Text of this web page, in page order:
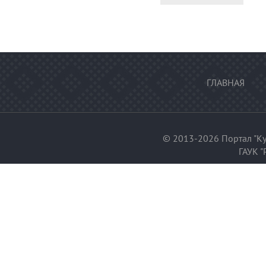
ГЛАВНАЯ
© 2013-2026 Портал
ГАУК